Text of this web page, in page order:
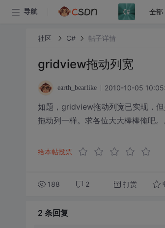
导航 全部
社区 C# 帖子详情
gridview拖动列宽
earth_bearlike 2010-10-05
如题，gridview拖动列宽已实现，
拖动列一样。求各位大大棒棒俺吧
给本帖投票
188 2 打赏
2 条回复